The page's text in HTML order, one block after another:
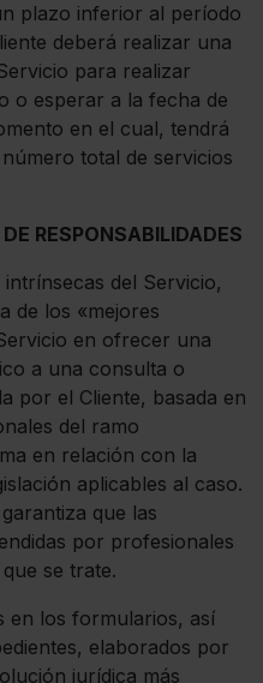
plazo inferior al período
deberá realizar una
para realizar
o esperar a la fecha de
en el cual, tendrá
total de servicios
RESPONSABILIDADES
del Servicio,
de los «mejores
en ofrecer una
a una consulta o
por el Cliente, basada en
del ramo
en relación con la
aplicables al caso.
que las
por profesionales
se trate.
en los formularios, así
elaborados por
jurídica más